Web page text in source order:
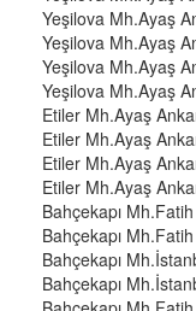
Yeşilova Mh.Ayaş
Yeşilova Mh.Ayaş
Yeşilova Mh.Ayaş
Yeşilova Mh.Ayaş
Etiler Mh.Ayaş
Etiler Mh.Ayaş
Etiler Mh.Ayaş
Etiler Mh.Ayaş
Bahçekapı
Bahçekapı
Bahçekapı
Bahçekapı